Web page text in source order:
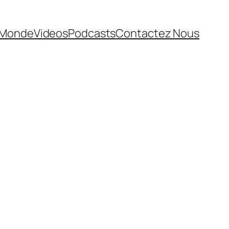
VideosPodcastsContactez Nous